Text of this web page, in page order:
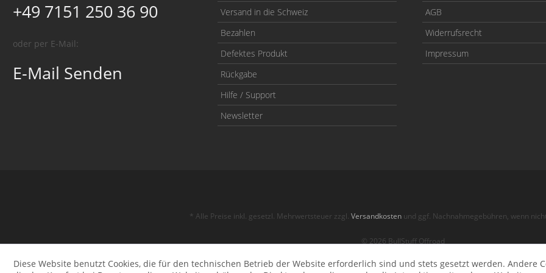
+49 7151 250 36 90
oder per E-Mail:
E-Mail Senden
Versand in die Schweiz
Bezahlen
Defektes Produkt
Rückgabe
Hilfe / Support
Newsletter
AGB
Widerrufsrecht
Impressum
* Alle Preise inkl. gesetzl. Mehrwertsteuer zzgl. Versandkostenund ggf. Nachnahmegebühren, wenn
© 2026 BullStuff Offroad
Diese Website benutzt Cookies, die für den technischen Betrieb der Website erforderlich sind und stets gesetzt werden. Andere